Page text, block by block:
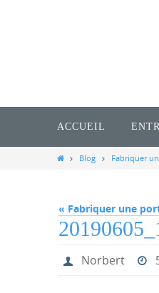
ACCUEIL
HomeBlog Fabriquer
« Fabriquer une
Norbert